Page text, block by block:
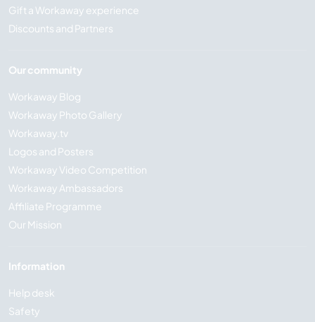
Gift a Workaway experience
Discounts and Partners
Our community
Workaway Blog
Workaway Photo Gallery
Workaway.tv
Logos and Posters
Workaway Video Competition
Workaway Ambassadors
Affiliate Programme
Our Mission
Information
Help desk
Safety